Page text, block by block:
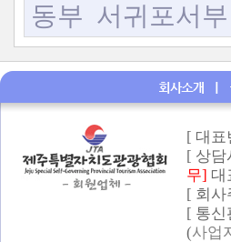
동부 서귀포서부
[ 대표
[ 상담
무] 대
[ 회사
[ 통
(사업